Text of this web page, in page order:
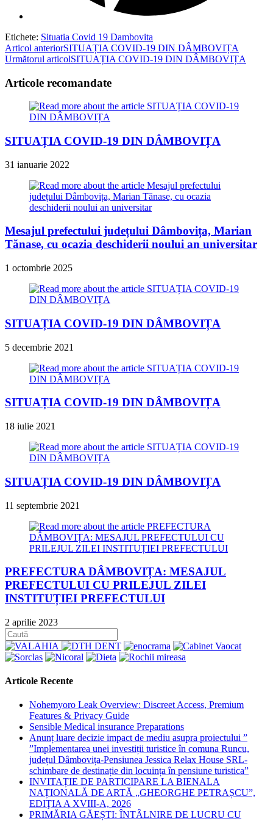
Etichete: Situatia Covid 19 Dambovita
Read
more
articles
Articol anteriorSITUAȚIA COVID-19 DIN DÂMBOVIȚA
Următorul articolSITUAȚIA COVID-19 DIN DÂMBOVIȚA
Articole recomandate
SITUAȚIA COVID-19 DIN DÂMBOVIȚA
31 ianuarie 2022
Mesajul prefectului județului Dâmbovița, Marian
Tănase, cu ocazia deschiderii noului an universitar
1 octombrie 2025
SITUAȚIA COVID-19 DIN DÂMBOVIȚA
5 decembrie 2021
SITUAȚIA COVID-19 DIN DÂMBOVIȚA
18 iulie 2021
SITUAȚIA COVID-19 DIN DÂMBOVIȚA
11 septembrie 2021
PREFECTURA DÂMBOVIȚA: MESAJUL
PREFECTULUI CU PRILEJUL ZILEI
INSTITUȚIEI PREFECTULUI
2 aprilie 2023
Articole Recente
Nohemyoro Leak Overview: Discreet Access, Premium
Features & Privacy Guide
Sensible Medical insurance Preparations
Anunț luare decizie impact de mediu asupra proiectului ”
”Implementarea unei investiții turistice în comuna Runcu,
județul Dâmbovița-Pensiunea Jessica Relax House SRL-
schimbare de destinație din locuința în pensiune turistica”
INVITAȚIE DE PARTICIPARE LA BIENALA
NAȚIONALĂ DE ARTĂ „GHEORGHE PETRAȘCU”,
EDIŢIA A XVIII-A, 2026
PRIMĂRIA GĂEȘTI: ÎNTÂLNIRE DE LUCRU CU